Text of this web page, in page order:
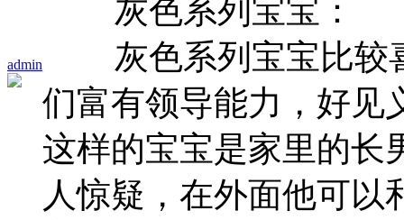
admin
灰色系列宝宝：
灰色系列宝宝比较
们富有领导能力，好见
这样的宝宝是家里的长
人惊疑，在外面他可以